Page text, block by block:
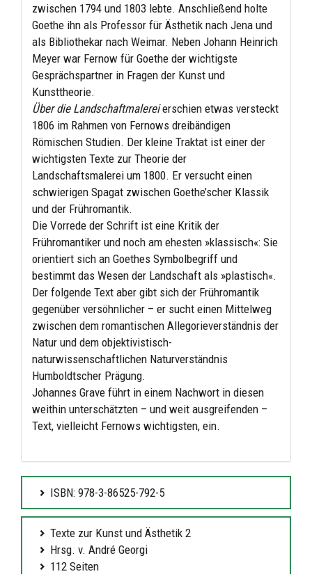
zwischen 1794 und 1803 lebte. Anschließend holte
Goethe ihn als Professor für Ästhetik nach Jena und
als Bibliothekar nach Weimar. Neben Johann Heinrich
Meyer war Fernow für Goethe der wichtigste
Gesprächspartner in Fragen der Kunst und
Kunsttheorie.
Über die Landschaftmalereierschien etwas versteckt
1806 im Rahmen von Fernows dreibändigen
Römischen Studien. Der kleine Traktat ist einer der
wichtigsten Texte zur Theorie der
Landschaftsmalerei um 1800. Er versucht einen
schwierigen Spagat zwischen Goethe’scher Klassik
und der Frühromantik.
Die Vorrede der Schrift ist eine Kritik der
Frühromantiker und noch am ehesten »klassisch«: Sie
orientiert sich an Goethes Symbolbegriff und
bestimmt das Wesen der Landschaft als »plastisch«.
Der folgende Text aber gibt sich der Frühromantik
gegenüber versöhnlicher – er sucht einen Mittelweg
zwischen dem romantischen Allegorieverständnis der
Natur und dem objektivistisch-
naturwissenschaftlichen Naturverständnis
Humboldtscher Prägung.
Johannes Grave führt in einem Nachwort in diesen
weithin unterschätzten – und weit ausgreifenden –
Text, vielleicht Fernows wichtigsten, ein.
ISBN: 978-3-86525-792-5
Texte zur Kunst und Ästhetik 2
Hrsg. v. André Georgi
112 Seiten